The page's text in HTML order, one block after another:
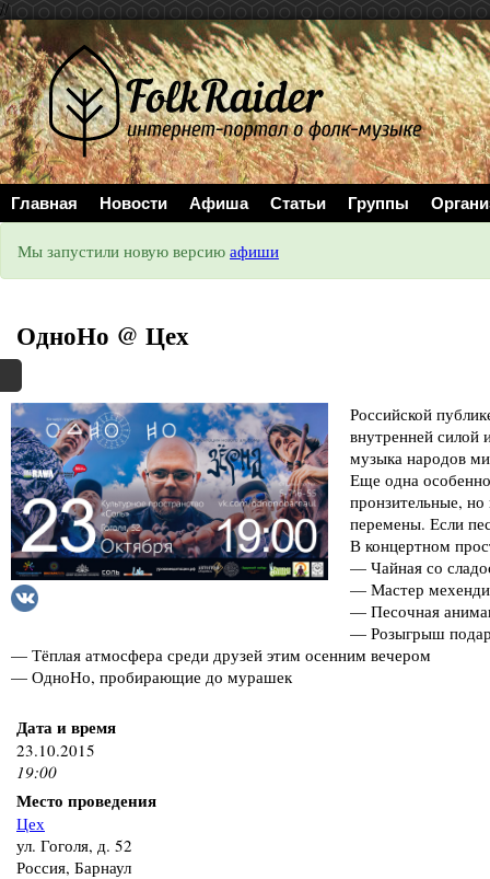
//
Главная Новости Афиша Статьи Группы
Мы запустили новую версию афиши
ОдноНо @ Цех
Российской
внутренней силой
музыка народов
Еще одна
пронзительные,
перемены. Если
В концертном
— Чайная со
— Мастер мехенди
— Песочная
— Розыгрыш
— Тёплая атмосфера среди друзей этим осенним вечером
— ОдноНо, пробирающие до мурашек
Дата и время
23.10.2015
19:00
Место проведения
Цех
ул. Гоголя, д. 52
Россия, Барнаул